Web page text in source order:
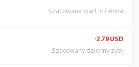
-2.79USD